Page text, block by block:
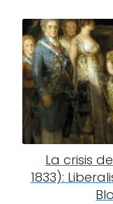
La crisis
1833):